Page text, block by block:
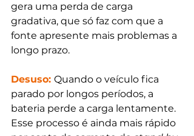
gera uma perda de carga
gradativa, que só faz com que a
fonte apresente mais problemas a
longo prazo.
Desuso: Quando o veículo fica
parado por longos períodos, a
bateria perde a carga lentamente.
Esse processo é ainda mais rápido